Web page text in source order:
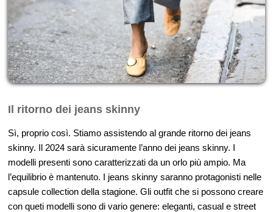
Il ritorno dei jeans skinny
Sì, proprio così. Stiamo assistendo al grande ritorno dei jeans
skinny. Il 2024 sarà sicuramente l’anno dei jeans skinny. I
modelli presenti sono caratterizzati da un orlo più ampio. Ma
l’equilibrio è mantenuto. I jeans skinny saranno protagonisti nelle
capsule collection della stagione. Gli outfit che si possono creare
con queti modelli sono di vario genere: eleganti, casual e street